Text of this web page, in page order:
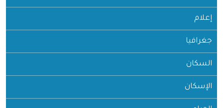
إعلام
جغرافيا
السكان
الإسكان